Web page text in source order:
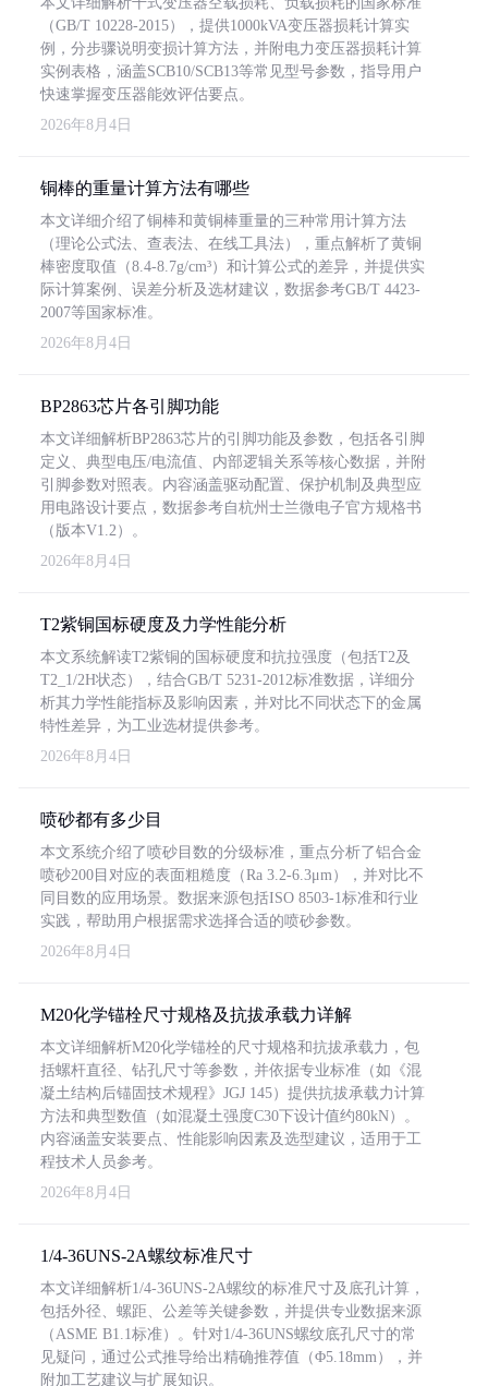
（GB/T 10228-2015），提供1000kVA变压器损耗计算实
例，分步骤说明变损计算方法，并附电力变压器损耗计算
实例表格，涵盖SCB10/SCB13等常见型号参数，指导用户
快速掌握变压器能效评估要点。
2026年8月4日
铜棒的重量计算方法有哪些
本文详细介绍了铜棒和黄铜棒重量的三种常用计算方法
（理论公式法、查表法、在线工具法），重点解析了黄铜
棒密度取值（8.4-8.7g/cm³）和计算公式的差异，并提供实
际计算案例、误差分析及选材建议，数据参考GB/T 4423-
2007等国家标准。
2026年8月4日
BP2863芯片各引脚功能
本文详细解析BP2863芯片的引脚功能及参数，包括各引脚
定义、典型电压/电流值、内部逻辑关系等核心数据，并附
引脚参数对照表。内容涵盖驱动配置、保护机制及典型应
用电路设计要点，数据参考自杭州士兰微电子官方规格书
（版本V1.2）。
2026年8月4日
T2紫铜国标硬度及力学性能分析
本文系统解读T2紫铜的国标硬度和抗拉强度（包括T2及
T2_1/2H状态），结合GB/T 5231-2012标准数据，详细分
析其力学性能指标及影响因素，并对比不同状态下的金属
特性差异，为工业选材提供参考。
2026年8月4日
喷砂都有多少目
本文系统介绍了喷砂目数的分级标准，重点分析了铝合金
喷砂200目对应的表面粗糙度（Ra 3.2-6.3μm），并对比不
同目数的应用场景。数据来源包括ISO 8503-1标准和行业
实践，帮助用户根据需求选择合适的喷砂参数。
2026年8月4日
M20化学锚栓尺寸规格及抗拔承载力详解
本文详细解析M20化学锚栓的尺寸规格和抗拔承载力，包
括螺杆直径、钻孔尺寸等参数，并依据专业标准（如《混
凝土结构后锚固技术规程》JGJ 145）提供抗拔承载力计算
方法和典型数值（如混凝土强度C30下设计值约80kN）。
内容涵盖安装要点、性能影响因素及选型建议，适用于工
程技术人员参考。
2026年8月4日
1/4-36UNS-2A螺纹标准尺寸
本文详细解析1/4-36UNS-2A螺纹的标准尺寸及底孔计算，
包括外径、螺距、公差等关键参数，并提供专业数据来源
（ASME B1.1标准）。针对1/4-36UNS螺纹底孔尺寸的常
见疑问，通过公式推导给出精确推荐值（Φ5.18mm），并
附加工艺建议与扩展知识。